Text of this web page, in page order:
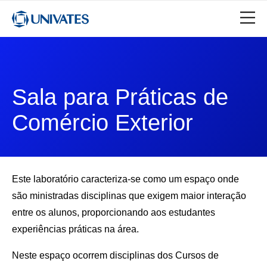
Sala para Práticas de
Comércio Exterior
Este laboratório caracteriza-se como um espaço onde
são ministradas disciplinas que exigem maior interação
entre os alunos, proporcionando aos estudantes
experiências práticas na área.
Neste espaço ocorrem disciplinas dos Cursos de